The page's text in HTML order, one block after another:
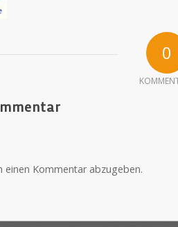
0
einen Kommentar abzugeben.